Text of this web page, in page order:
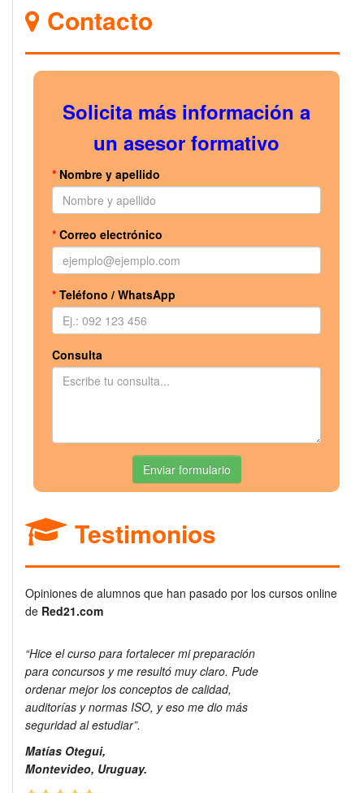
Contacto
Solicita más información a
un asesor formativo
*Nombre y apellido
*Correo electrónico
*Teléfono / WhatsApp
Consulta
Enviar formulario
Testimonios
Opiniones de alumnos que han pasado por los cursos online
de Red21.com
“Hice el curso para fortalecer mi preparación
para concursos y me resultó muy claro. Pude
ordenar mejor los conceptos de calidad,
auditorías y normas ISO, y eso me dio más
seguridad al estudiar”.
Matías Otegui,
Montevideo, Uruguay.